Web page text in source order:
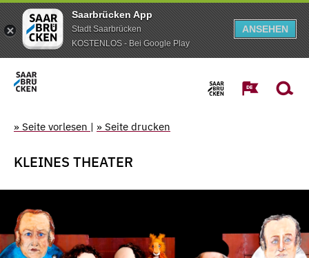
Saarbrücken App
Stadt Saarbrücken
KOSTENLOS - Bei Google Play
ANSEHEN
» Seite vorlesen | » Seite drucken
KLEINES THEATER